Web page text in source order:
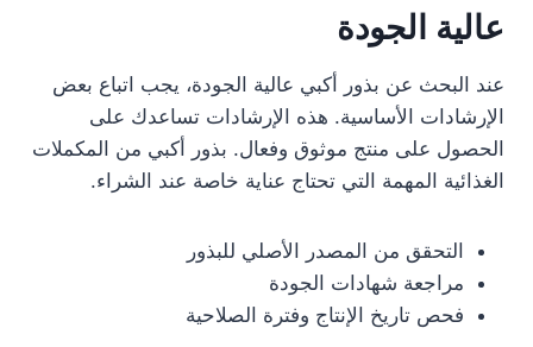
عالية الجودة
عند البحث عن بذور أكبي عالية الجودة، يجب اتباع بعض
الإرشادات الأساسية. هذه الإرشادات تساعدك على
الحصول على منتج موثوق وفعال. بذور أكبي من المكملات
الغذائية المهمة التي تحتاج عناية خاصة عند الشراء.
التحقق من المصدر الأصلي للبذور
مراجعة شهادات الجودة
فحص تاريخ الإنتاج وفترة الصلاحية